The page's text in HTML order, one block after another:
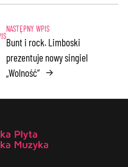
Bunt i rock. Limboski
prezentuje nowy singiel
„Wolność” →